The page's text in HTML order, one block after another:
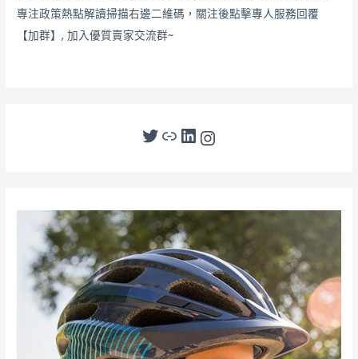
專注政策熱點解讀掃描右邊二維碼，關注後點擊專人服務回覆
【加群】, 加入優質賣家交流群~